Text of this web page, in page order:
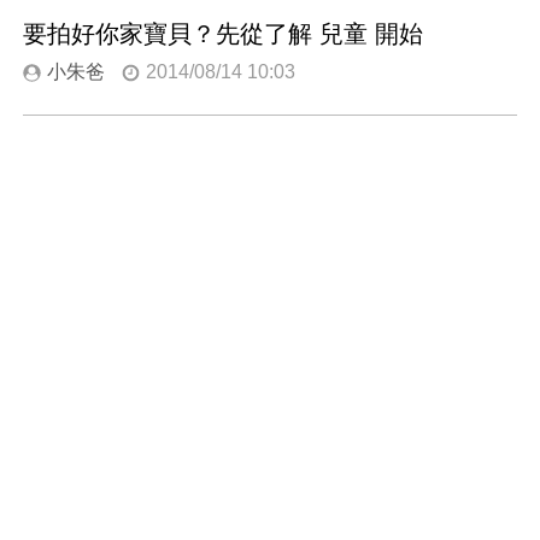
要拍好你家寶貝？先從了解 兒童 開始
小朱爸 2014/08/14 10:03